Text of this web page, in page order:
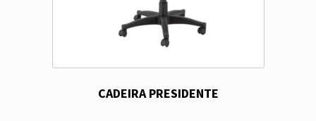
CADEIRA PRESIDENTE